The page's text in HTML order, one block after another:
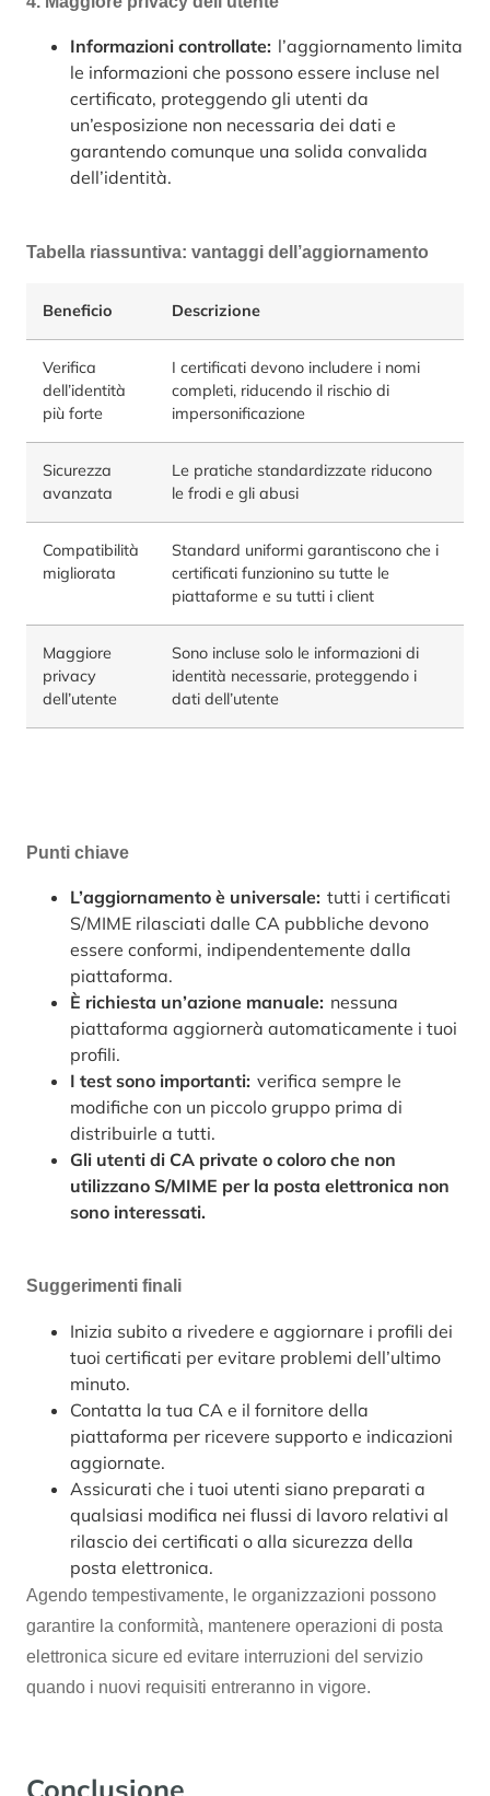
Informazioni controllate: l’aggiornamento limita
le informazioni che possono essere incluse nel
certificato, proteggendo gli utenti da
un’esposizione non necessaria dei dati e
garantendo comunque una solida convalida
dell’identità.
Tabella riassuntiva: vantaggi dell’aggiornamento
Beneficio Descrizione
Verifica
dell’identità
più forte
I certificati devono includere i nomi
completi, riducendo il rischio di
impersonificazione
Sicurezza
avanzata
Le pratiche standardizzate riducono
le frodi e gli abusi
Compatibilità
migliorata
Standard uniformi garantiscono che i
certificati funzionino su tutte le
piattaforme e su tutti i client
Maggiore
privacy
dell’utente
Sono incluse solo le informazioni di
identità necessarie, proteggendo i
dati dell’utente
Punti chiave
L’aggiornamento è universale: tutti i certificati
S/MIME rilasciati dalle CA pubbliche devono
essere conformi, indipendentemente dalla
piattaforma.
È richiesta un’azione manuale: nessuna
piattaforma aggiornerà automaticamente i tuoi
profili.
I test sono importanti: verifica sempre le
modifiche con un piccolo gruppo prima di
distribuirle a tutti.
Gli utenti di CA private o coloro che non
utilizzano S/MIME per la posta elettronica non
sono interessati.
Suggerimenti finali
Inizia subito a rivedere e aggiornare i profili dei
tuoi certificati per evitare problemi dell’ultimo
minuto.
Contatta la tua CA e il fornitore della
piattaforma per ricevere supporto e indicazioni
aggiornate.
Assicurati che i tuoi utenti siano preparati a
qualsiasi modifica nei flussi di lavoro relativi al
rilascio dei certificati o alla sicurezza della
posta elettronica.
Agendo tempestivamente, le organizzazioni possono
garantire la conformità, mantenere operazioni di posta
elettronica sicure ed evitare interruzioni del servizio
quando i nuovi requisiti entreranno in vigore.
Conclusione